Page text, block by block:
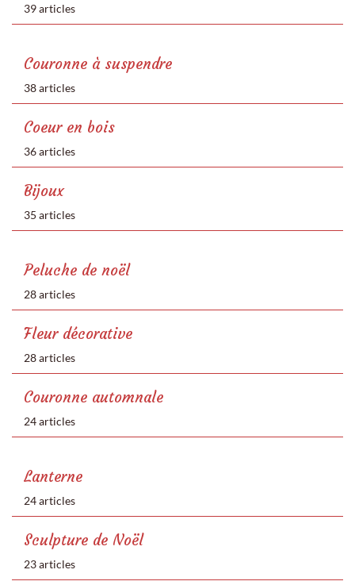
39 articles
Couronne à suspendre
38 articles
Coeur en bois
36 articles
Bijoux
35 articles
Peluche de noël
28 articles
Fleur décorative
28 articles
Couronne automnale
24 articles
Lanterne
24 articles
Sculpture de Noël
23 articles